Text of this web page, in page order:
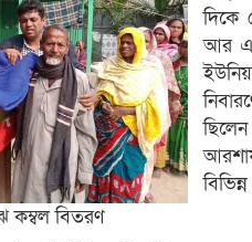
কম্বল বিতরণ
দিকে
আর